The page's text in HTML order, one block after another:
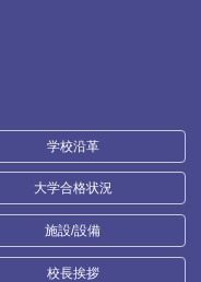
学校沿革
大学合格状況
施設/設備
校長挨拶